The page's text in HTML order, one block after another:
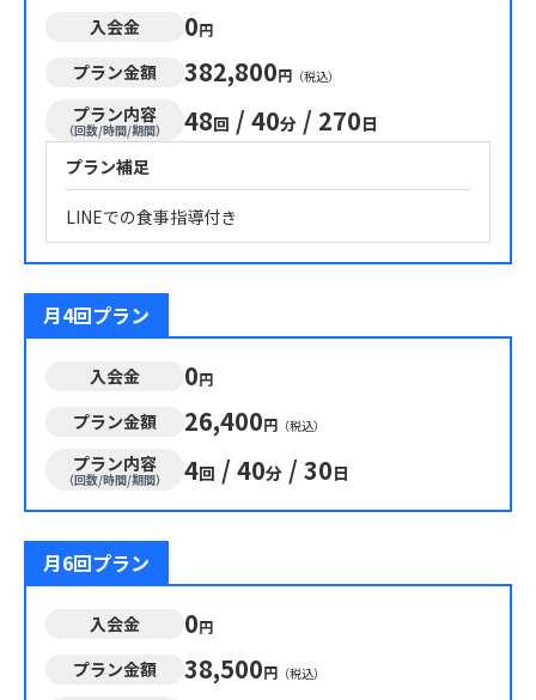
入会金 0円
プラン金額 382,800円 （税込）
プラン内容
（回数/時間/期間） 48回 / 40分 / 270日
プラン補足
LINEでの食事指導付き
月4回プラン
入会金 0円
プラン金額 26,400円 （税込）
プラン内容
（回数/時間/期間） 4回 / 40分 / 30日
月6回プラン
入会金 0円
プラン金額 38,500円 （税込）